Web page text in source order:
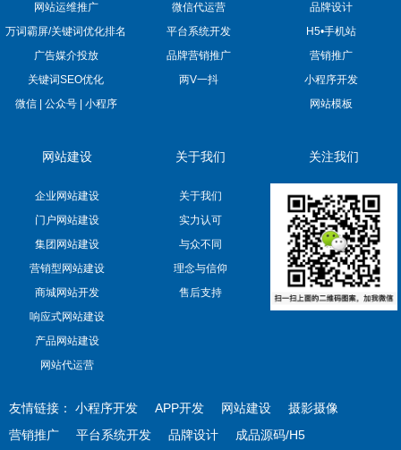
网站运维推广
微信代运营
万词霸屏/关键词优化排名
平台系统开发
广告媒介投放
品牌营销推广
关键词SEO优化
两V一抖
微信 | 公众号 | 小程序
品牌设计
H5•手机站
营销推广
小程序开发
网站模板
网站建设
企业网站建设
门户网站建设
集团网站建设
营销型网站建设
商城网站开发
响应式网站建设
产品网站建设
网站代运营
关于我们
关于我们
实力认可
与众不同
理念与信仰
售后支持
关注我们
友情链接： 小程序开发 APP开发 网站建设
摄影摄像
营销推广
平台系统开发 品牌设计 成品源码/H5